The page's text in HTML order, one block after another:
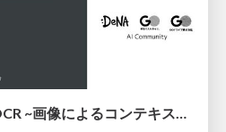
論文紹介 DeepSeek-OCR ~画像によるコンテキスト圧縮は可能か？~